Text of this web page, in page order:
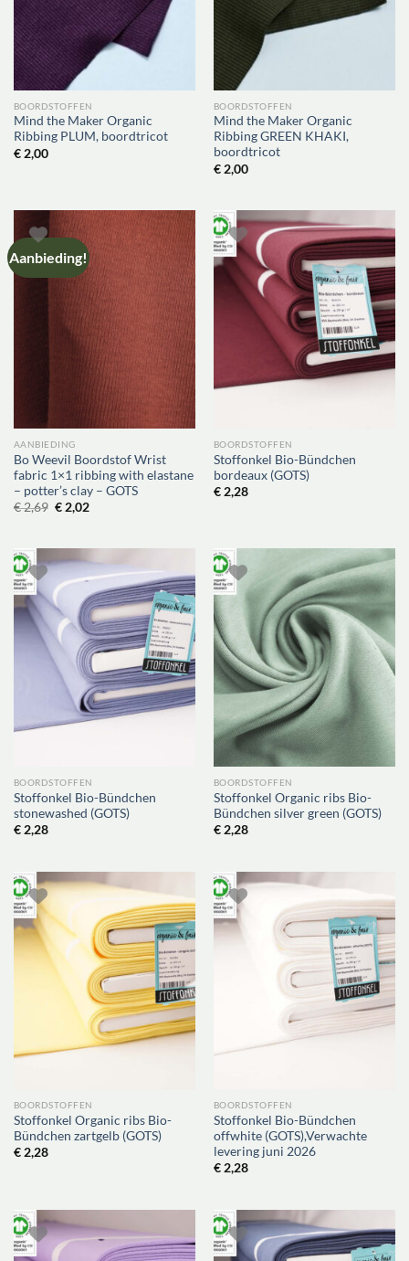
BOORDSTOFFEN
Mind the Maker Organic
Ribbing PLUM, boordtricot
€2,00
BOORDSTOFFEN
Mind the Maker Organic
Ribbing GREEN KHAKI,
boordtricot
€2,00
Aanbieding!
AANBIEDING
Bo Weevil Boordstof Wrist
fabric 1×1 ribbing with elastane
– potter’s clay – GOTS
€2,69 Oorspronkelijke
prijs
€2,02Huidige
BOORDSTOFFEN
Stoffonkel Bio-Bündchen
bordeaux (GOTS)
€2,28
BOORDSTOFFEN
Stoffonkel Bio-Bündchen
stonewashed (GOTS)
€2,28
BOORDSTOFFEN
Stoffonkel Organic ribs Bio-
Bündchen silver green (GOTS)
€2,28
BOORDSTOFFEN
Stoffonkel Organic ribs Bio-
Bündchen zartgelb (GOTS)
€2,28
BOORDSTOFFEN
Stoffonkel Bio-Bündchen
offwhite (GOTS),Verwachte
levering juni 2026
€2,28